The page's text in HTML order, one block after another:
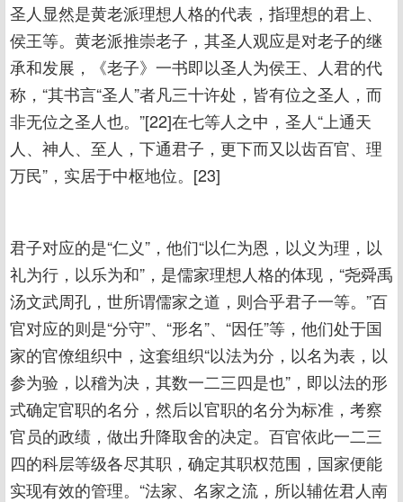
圣人显然是黄老派理想人格的代表，指理想的君上、
侯王等。黄老派推崇老子，其圣人观应是对老子的继
承和发展，《老子》一书即以圣人为侯王、人君的代
称，“其书言“圣人”者凡三十许处，皆有位之圣人，而
非无位之圣人也。”[22]在七等人之中，圣人“上通天
人、神人、至人，下通君子，更下而又以齿百官、理
万民”，实居于中枢地位。[23]
君子对应的是“仁义”，他们“以仁为恩，以义为理，以
礼为行，以乐为和”，是儒家理想人格的体现，“尧舜禹
汤文武周孔，世所谓儒家之道，则合乎君子一等。”百
官对应的则是“分守”、“形名”、“因任”等，他们处于国
家的官僚组织中，这套组织“以法为分，以名为表，以
参为验，以稽为决，其数一二三四是也”，即以法的形
式确定官职的名分，然后以官职的名分为标准，考察
官员的政绩，做出升降取舍的决定。百官依此一二三
四的科层等级各尽其职，确定其职权范围，国家便能
实现有效的管理。“法家、名家之流，所以辅佐君人南